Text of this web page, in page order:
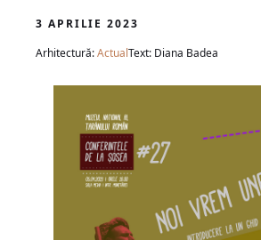
3 APRILIE 2023
Arhitectură:ActualText: Diana Badea